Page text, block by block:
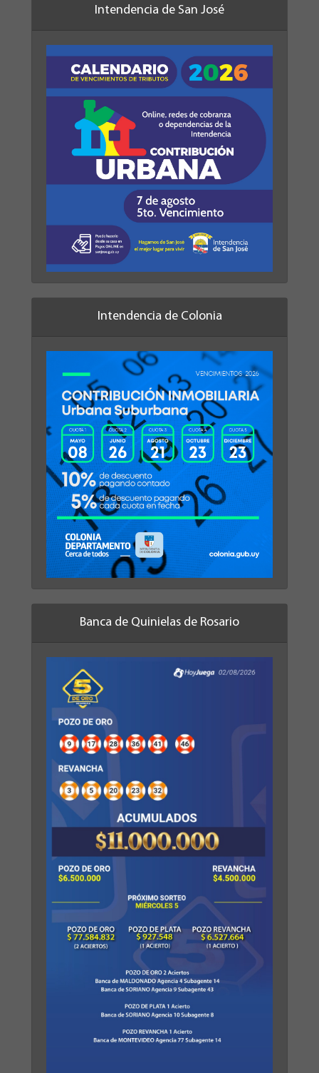
Intendencia de San José
Intendencia de Colonia
Banca de Quinielas de Rosario